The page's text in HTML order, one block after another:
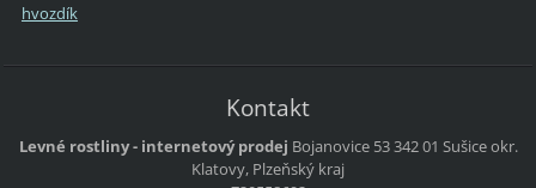
hvozdík
Kontakt
Levné rostliny - internetový prodej Bojanovice 53342 01 Sušiceokr.
Klatovy, Plzeňský kraj